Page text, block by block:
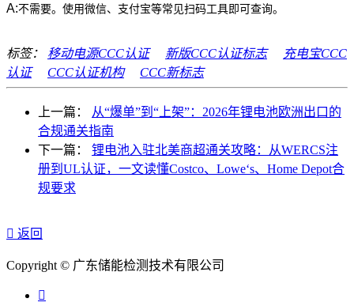
A:不需要。使用微信、支付宝等常见扫码工具即可查询。
标签： 移动电源CCC认证 新版CCC认证标志
充电宝CCC
认证
CCC认证机构 CCC新标志
上一篇：
从“爆单”到“上架”：2026年锂电池欧洲出口的
合规通关指南
下一篇： 锂电池入驻北美商超通关攻略：从WERCS注
册到UL认证，一文读懂Costco、Lowe‘s、Home Depot合
规要求
 返回
Copyright © 广东储能检测技术有限公司
